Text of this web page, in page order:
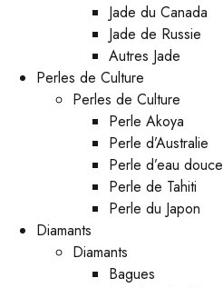
Jade du Canada
Jade de Russie
Autres Jade
Perles de Culture
Perles de Culture
Perle Akoya
Perle d’Australie
Perle d’eau douce
Perle de Tahiti
Perle du Japon
Diamants
Diamants
Bagues